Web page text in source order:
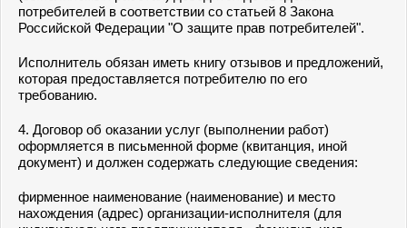
потребителей в соответствии со статьей 8 Закона
Российской Федерации "О защите прав потребителей".
Исполнитель обязан иметь книгу отзывов и предложений,
которая предоставляется потребителю по его
требованию.
4. Договор об оказании услуг (выполнении работ)
оформляется в письменной форме (квитанция, иной
документ) и должен содержать следующие сведения:
фирменное наименование (наименование) и место
нахождения (адрес) организации-исполнителя (для